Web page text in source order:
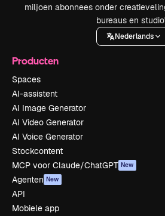
miljoen abonnees onder
bureaus en
Nederlands
Producten
Spaces
AI-assistent
AI Image Generator
AI Video Generator
AI Voice Generator
Stockcontent
MCP voor Claude/ChatGPT New
Agenten New
API
Mobiele app